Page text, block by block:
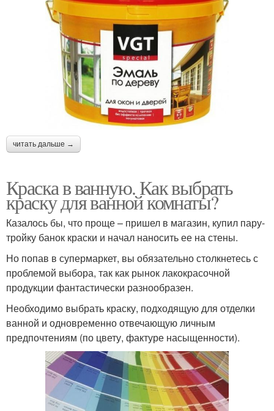
читать дальше →
Краска в ванную. Как выбрать
краску для ванной комнаты?
Казалось бы, что проще – пришел в магазин, купил пару-
тройку банок краски и начал наносить ее на стены.
Но попав в супермаркет, вы обязательно столкнетесь с
проблемой выбора, так как рынок лакокрасочной
продукции фантастически разнообразен.
Необходимо выбрать краску, подходящую для отделки
ванной и одновременно отвечающую личным
предпочтениям (по цвету, фактуре насыщенности).